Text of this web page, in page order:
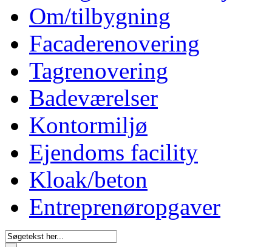
Om/tilbygning
Facaderenovering
Tagrenovering
Badeværelser
Kontormiljø
Ejendoms facility
Kloak/beton
Entreprenøropgaver